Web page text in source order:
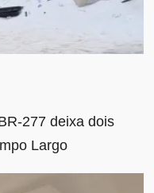
277 deixa dois
Largo